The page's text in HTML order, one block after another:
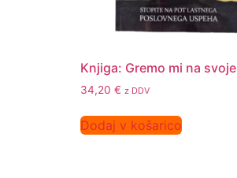
Knjiga: Gremo mi na svoje
34,20 € z DDV
Dodaj v košarico